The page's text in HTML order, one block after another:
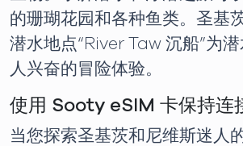
的珊瑚花园和各种鱼类。圣基
潜水地点“River Taw 沉船”为
人兴奋的冒险体验。
使用 Sooty eSIM 卡保持连
当您探索圣基茨和尼维斯迷人